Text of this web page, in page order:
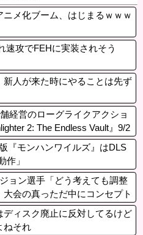
ニメ化ブーム、はじまるｗｗｗ
速攻でFEHに実装されそう
新人が来た時にやることは先ず
経営のローグライクアクショ
2: The Endless Vault』9/2
体験版も配信中
『モンハンワイルズ』はDLS
作」
ョン選手「どう考えても調整
会の真っただ中にコンセプト
、大会が終わった後は微調整。
ディスク廃止に反対してるけど
ねそれ